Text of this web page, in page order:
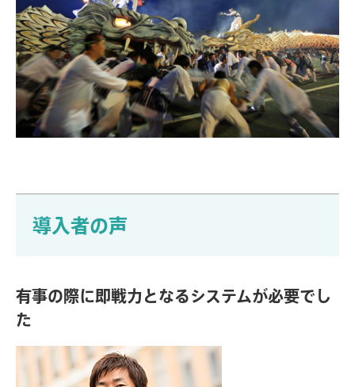
導入者の声
有事の際に即戦力となるシステムが必要でし
た